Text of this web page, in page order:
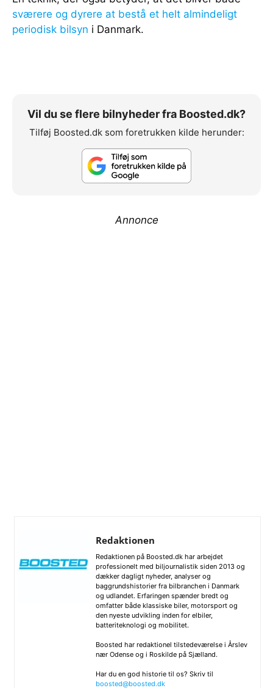
sværere og dyrere at bestå et helt almindeligt
periodisk bilsyn i Danmark.
Vil du se flere bilnyheder fra Boosted.dk?
Tilføj Boosted.dk som foretrukken kilde herunder:
Annonce
Redaktionen
Redaktionen på Boosted.dk har arbejdet
professionelt med biljournalistik siden 2013 og
dækker dagligt nyheder, analyser og
baggrundshistorier fra bilbranchen i Danmark
og udlandet. Erfaringen spænder bredt og
omfatter både klassiske biler, motorsport og
den nyeste udvikling inden for elbiler,
batteriteknologi og mobilitet.
Boosted har redaktionel tilstedeværelse i Årslev
nær Odense og i Roskilde på Sjælland.
Har du en god historie til os? Skriv til
boosted@boosted.dk